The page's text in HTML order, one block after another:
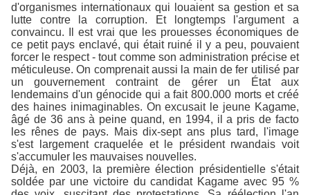
d'organismes internationaux qui louaient sa gestion et sa
lutte contre la corruption. Et longtemps l'argument a
convaincu. Il est vrai que les prouesses économiques de
ce petit pays enclavé, qui était ruiné il y a peu, pouvaient
forcer le respect - tout comme son administration précise et
méticuleuse. On comprenait aussi la main de fer utilisé par
un gouvernement contraint de gérer un État aux
lendemains d'un génocide qui a fait 800.000 morts et créé
des haines inimaginables. On excusait le jeune Kagame,
âgé de 36 ans à peine quand, en 1994, il a pris de facto
les rênes de pays. Mais dix-sept ans plus tard, l'image
s'est largement craquelée et le président rwandais voit
s'accumuler les mauvaises nouvelles.
Déjà, en 2003, la première élection présidentielle s'était
soldée par une victoire du candidat Kagame avec 95 %